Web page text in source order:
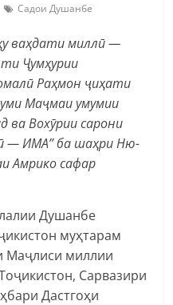
Садои Душанбе
ваҳдати миллӣ —
Ҷумҳурии
Раҳмон ҷиҳати
Маҷмаи умумии
Вохӯрии сарони
— ИМА” ба шаҳри Ню-
Амрико сафар
Душанбе
муҳтарам
Маҷлиси миллии
Сарвазири
Дастгоҳи